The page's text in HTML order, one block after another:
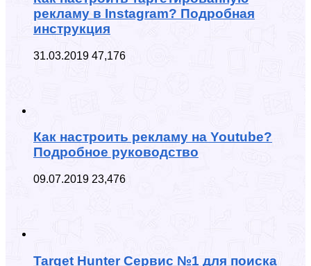
рекламу в Instagram? Подробная
инструкция
31.03.2019 47,176
Как настроить рекламу на Youtube?
Подробное руководство
09.07.2019 23,476
Target Hunter Сервис №1 для поиска